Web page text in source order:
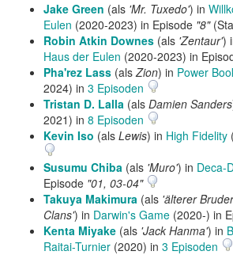
Jake Green (als 'Mr. Tuxedo') in
Eulen (2020-2023) in Episode "8"
Robin Atkin Downes (als 'Zentaur')
Haus der Eulen (2020-2023) in
Pha'rez Lass (alsZion) in Power
2024) in 3 Episoden
Tristan D. Lalla (als Damien Sanders
2021) in 8 Episoden
Kevin Iso (als Lewis) in High Fidelity
Susumu Chiba (als 'Muro') in Deca-
Episode "01, 03-04"
Takuya Makimura (als 'älterer
Clans') in Darwin's Game (2020-) in
Kenta Miyake (als 'Jack Hanma') in
Raitai-Turnier (2020) in 3 Episoden